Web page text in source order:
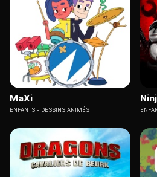
MaXi
ENFANTS DESSINS ANIMÉS